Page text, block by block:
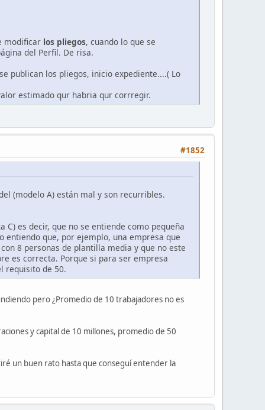
modificar los pliegos, cuando lo que se
del Perfil. De risa.
publican los pliegos, inicio expediente....( Lo
estimado qur habria qur corrregir.
#1852
(modelo A) están mal y son recurribles.
es decir, que no se entiende como pequeña
entiendo que, por ejemplo, una empresa que
8 personas de plantilla media y que no este
es correcta. Porque si para ser empresa
requisito de 50.
pero ¿Promedio de 10 trabajadores no es
y capital de 10 millones, promedio de 50
un buen rato hasta que conseguí entender la